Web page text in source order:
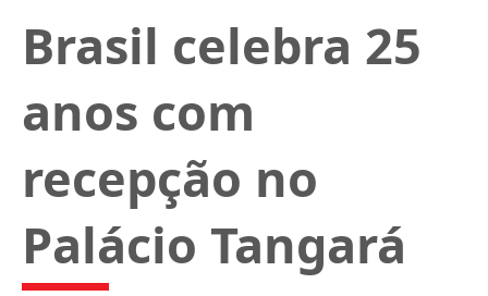
Brasil celebra 25
anos com
recepção no
Palácio Tangará